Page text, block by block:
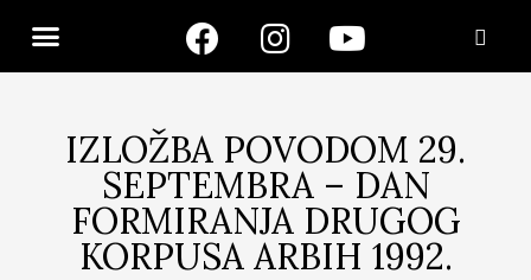
IZLOŽBA POVODOM 29.
SEPTEMBRA – DAN
FORMIRANJA DRUGOG
KORPUSA ARBIH 1992.